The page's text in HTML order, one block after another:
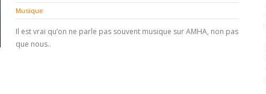
Musique
Il est vrai qu’on ne parle pas souvent musique sur AMHA, non pas
que nous..